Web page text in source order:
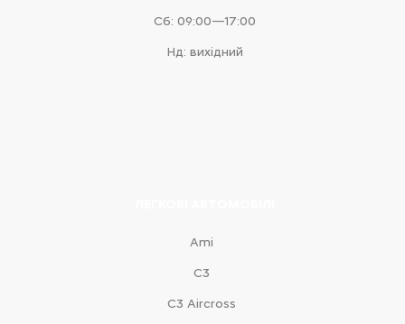
Сб: 09:00—17:00
Нд: вихідний
Ami
С3
С3 Aircross